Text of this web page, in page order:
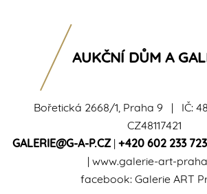
Bořetická 2668/1, Praha 9 | IČ:
CZ48117421
GALERIE@G-A-P.CZ| +420 602 233 723
| www.galerie-art-
facebook: Galerie ART
AUKČNÍ DŮM A